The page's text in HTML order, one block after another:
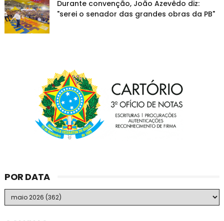
Durante convenção, João Azevêdo diz:
"serei o senador das grandes obras da PB"
POR DATA